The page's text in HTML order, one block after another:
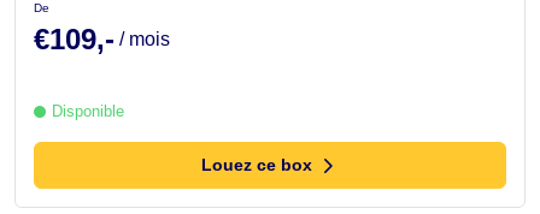
De
€109,- / mois
Disponible
Louez ce box